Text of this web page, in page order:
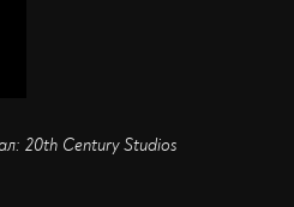
20th Century Studios